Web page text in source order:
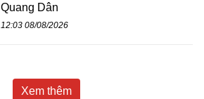
Quang Dân
12:03 08/08/2026
Xem thêm